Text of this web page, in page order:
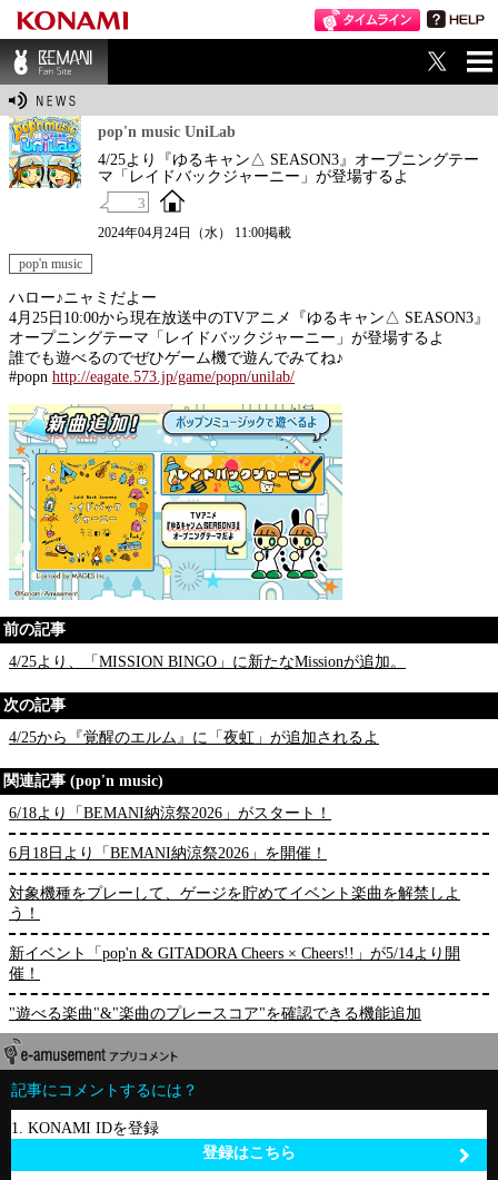
BEMANI Fan Sit
pop'n music UniLab
4/25より『ゆるキャン△ SEASON3』オープニングテー
マ「レイドバックジャーニー」が登場するよ
3
2024年04月24日（水） 11:00掲載
pop'n music
ハロー♪ニャミだよー
4月25日10:00から現在放送中のTVアニメ『ゆるキャン△ SEASON3』
オープニングテーマ「レイドバックジャーニー」が登場するよ
誰でも遊べるのでぜひゲーム機で遊んでみてね♪
#popn http://eagate.573.jp/game/popn/unilab/
前の記事
4/25より、「MISSION BINGO」に新たなMissionが追加。
次の記事
4/25から『覚醒のエルム』に「夜虹」が追加されるよ
関連記事 (pop'n music)
6/18より「BEMANI納涼祭2026」がスタート！
6月18日より「BEMANI納涼祭2026」を開催！
対象機種をプレーして、ゲージを貯めてイベント楽曲を解禁しよ
う！
新イベント「pop'n & GITADORA Cheers × Cheers!!」が5/14より開
催！
"遊べる楽曲"&"楽曲のプレースコア"を確認できる機能追加
記事にコメントするには？
1. KONAMI IDを登録
登録はこちら